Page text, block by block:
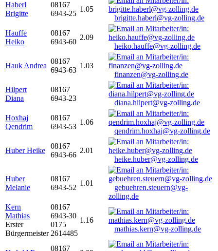
Haberl
Brigitte
08167
6943-25
1.05
brigitte.haberl@vg-zolling.de
Hauffe
Heiko
08167
6943-60
2.09
heiko.hauffe@vg-zolling.de
Hauk Andrea
08167
6943-63
1.03
finanzen@vg-zolling.de
Hilpert
Diana
08167
6943-23
diana.hilpert@vg-zolling.de
Hoxhaj
Qendrim
08167
6943-53
1.06
qendrim.hoxhaj@vg-zolling.de
Huber Heike
08167
6943-66
2.01
heike.huber@vg-zolling.de
Huber
Melanie
08167
6943-52
1.01
gebuehren.steuern@vg-
zolling.de
Kern
Mathias
Erster
Bürgermeister
08167
6943-30
0175
2614485
1.16
mathias.kern@vg-zolling.de
08167